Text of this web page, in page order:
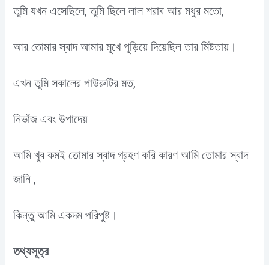
তুমি যখন এসেছিলে, তুমি ছিলে লাল শরাব আর মধুর মতো,
আর তোমার স্বাদ আমার মুখে পুড়িয়ে দিয়েছিল তার মিষ্টতায়।
এখন তুমি সকালের পাউরুটির মত,
নিভাঁজ এবং উপাদেয়
আমি খুব কমই তোমার স্বাদ গ্রহণ করি কারণ আমি তোমার স্বাদ
জানি ,
কিন্তু আমি একদম পরিপুষ্ট।
তথ্যসূত্র